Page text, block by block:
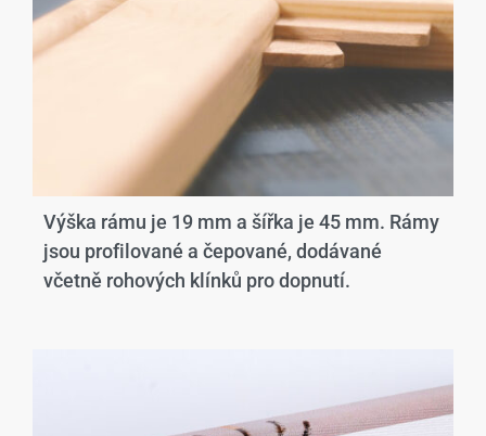
Výška rámu je 19 mm a šířka je 45 mm. Rámy
jsou profilované a čepované, dodávané
včetně rohových klínků pro dopnutí.